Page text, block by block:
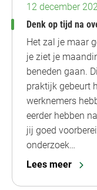
12 december
Denk op tijd na
Het zal je maar
je ziet je
beneden gaan.
praktijk gebeurt
werknemers
eerder hebben
jij goed
onderzoek…
Lees meer